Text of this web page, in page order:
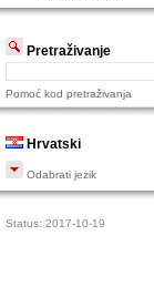
Pretraživanje
Pomoć kod pretraživanja
Hrvatski
Odabrati jezik
Status: 2017-10-19